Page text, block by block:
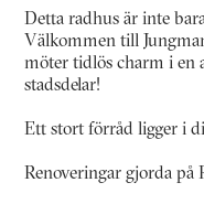
Detta radhus är inte
Välkommen till
möter tidlös charm i en
stadsdelar!
Ett stort
Renoveringar gjorda på